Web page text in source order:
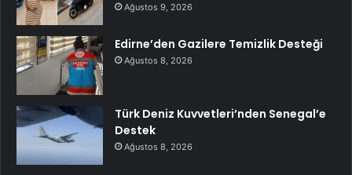
Ağustos 9, 2026
Edirne’den Gazilere Temizlik Desteği
Ağustos 8, 2026
Türk Deniz Kuvvetleri’nden Senegal’e
Destek
Ağustos 8, 2026